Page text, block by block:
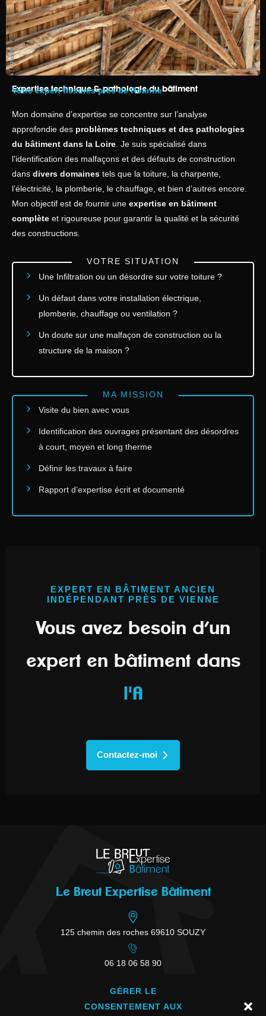
GÉRER LE
CONSENTEMENT AUX
Expertise technique & pathologie du bâtiment
Votre expert fissures près de Roanne
Mon domaine d’expertise se concentre sur l’analyse
approfondie des problèmes techniques et des pathologies
du bâtiment dans la Loire . Je suis spécialisé dans
l’identification des malfaçons et des défauts de construction
dans divers domaines tels que la toiture, la charpente,
l’électricité, la plomberie, le chauffage, et bien d’autres encore.
Mon objectif est de fournir une expertise en bâtiment
complète et rigoureuse pour garantir la qualité et la sécurité
des constructions.
VOTRE SITUATION
Une Infiltration ou un désordre sur votre toiture ?
Un défaut dans votre installation électrique,
plomberie, chauffage ou ventilation ?
Un doute sur une malfaçon de construction ou la
structure de la maison ?
MA MISSION
Visite du bien avec vous
Identification des ouvrages présentant des désordres
à court, moyen et long therme
Définir les travaux à faire
Rapport d’expertise écrit et documenté
EXPERT EN BÂTIMENT ANCIEN
INDÉPENDANT PRÈS DE VIENNE
Vous avez besoin d’un
expert en bâtiment dans
l'Auverg
Contactez-moi
Le Breut Expertise Bâtiment
125 chemin des roches 69610 SOUZY
06 18 06 58 90
contact@lebreut-expertise.fr